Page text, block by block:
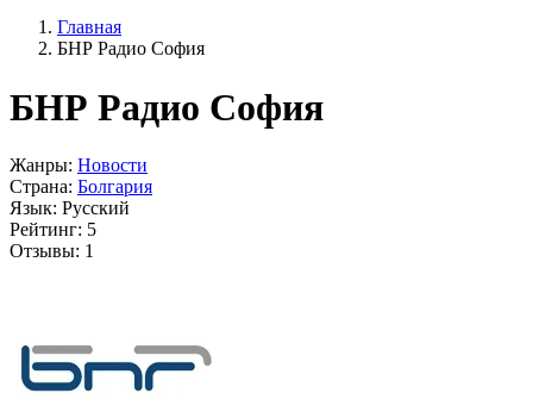
Главная
БНР Радио София
БНР Радио София
Жанры: Новости
Страна: Болгария
Язык: Русский
Рейтинг: 5
Отзывы: 1